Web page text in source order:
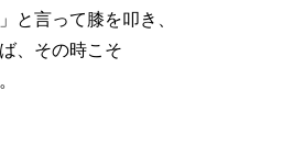
と言って膝を叩き、
、その時こそ